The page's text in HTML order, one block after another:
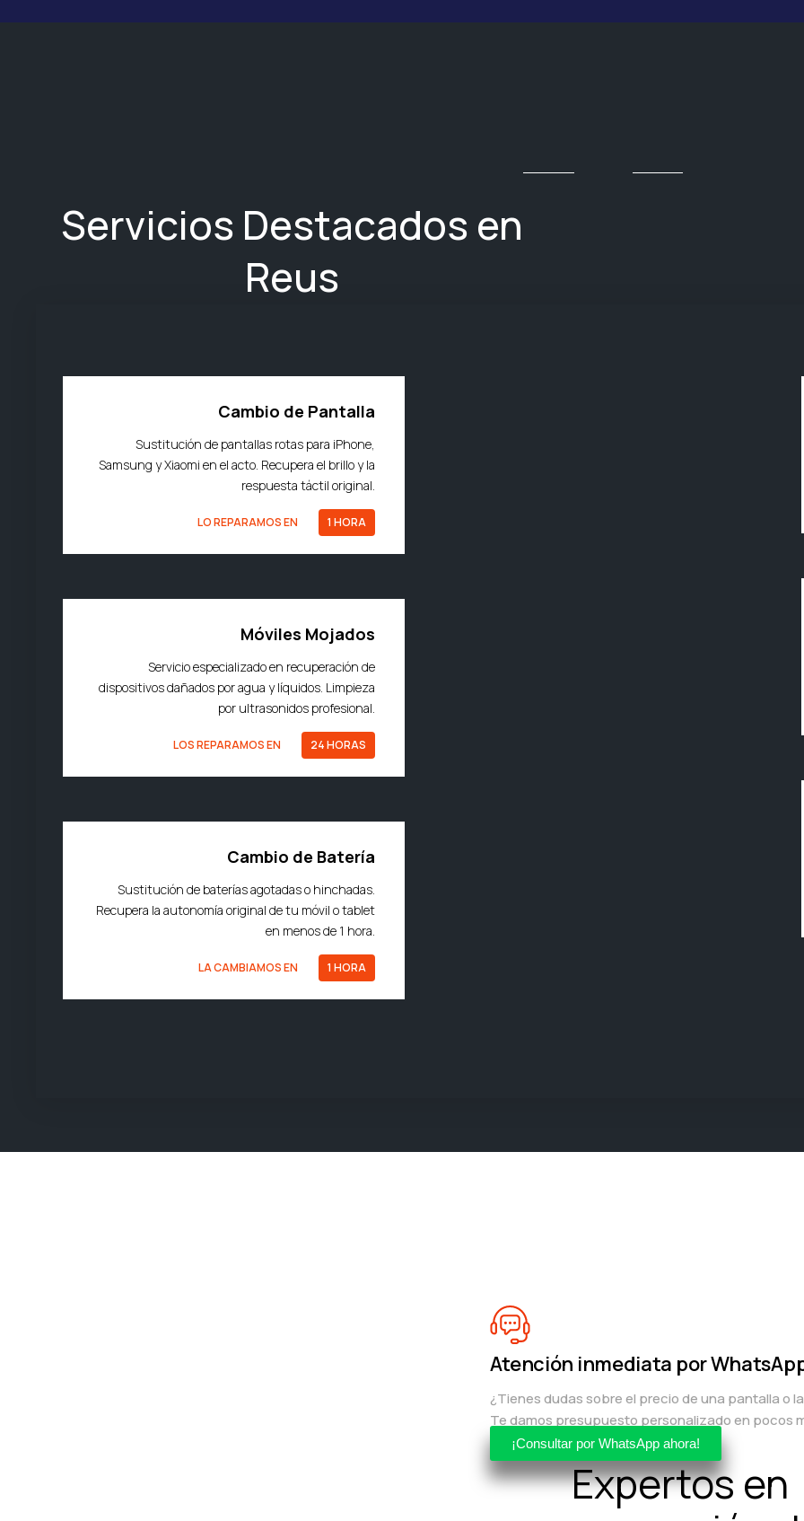
Servicios Destacados en
Reus
Cambio de Pantalla
Sustitución de pantallas rotas para iPhone,
Samsung y Xiaomi en el acto. Recupera el brillo y la
respuesta táctil original.
LO REPARAMOS EN 1 HORA
Móviles Mojados
Servicio especializado en recuperación de
dispositivos dañados por agua y líquidos. Limpieza
por ultrasonidos profesional.
LOS REPARAMOS EN 24 HORAS
Cambio de Batería
Sustitución de baterías agotadas o hinchadas.
Recupera la autonomía original de tu móvil o tablet
en menos de 1 hora.
LA CAMBIAMOS EN 1 HORA
Atención inmediata por
¿Tienes dudas sobre el precio de una pantalla o
Te damos presupuesto personalizado en pocos
¡Consultar por WhatsApp ahora!
Expertos en